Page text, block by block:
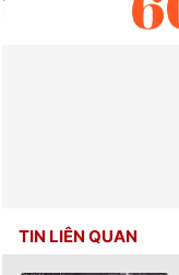
TIN LIÊN QUAN